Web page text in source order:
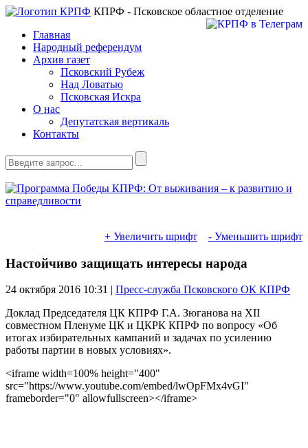
КПРФ - Псковское областное отделение
Главная
Народный референдум
Архив газет
Псковский Рубеж
Над Ловатью
Псковская Искра
О нас
Депутатская вертикаль
Контакты
+ Увеличить шрифт - Уменьшить шрифт
Настойчиво защищать интересы народа
24 октября 2016 10:31 | Пресс-служба Псковского ОК КПРФ
Доклад Председателя ЦК КПРФ Г.А. Зюганова на XII
совместном Пленуме ЦК и ЦКРК КПРФ по вопросу «Об
итогах избирательных кампаний и задачах по усилению
работы партии в новых условиях».
<iframe width=100% height="400"
src="https://www.youtube.com/embed/lwOpFMx4vGI"
frameborder="0" allowfullscreen></iframe>